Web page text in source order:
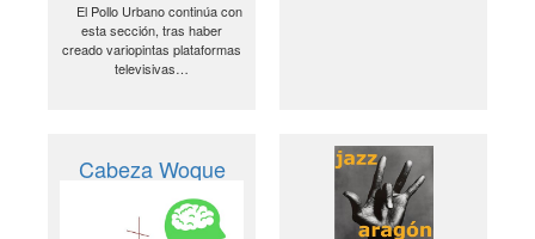
El Pollo Urbano continúa con
esta sección, tras haber
creado variopintas plataformas
televisivas…
Cabeza Woque